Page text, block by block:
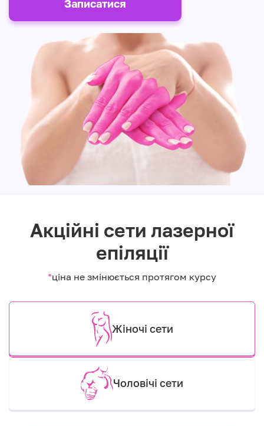
Записатися
Акційні сети лазерної
епіляції
*ціна не змінюється протягом курсу
Жіночі сети
Чоловічі сети